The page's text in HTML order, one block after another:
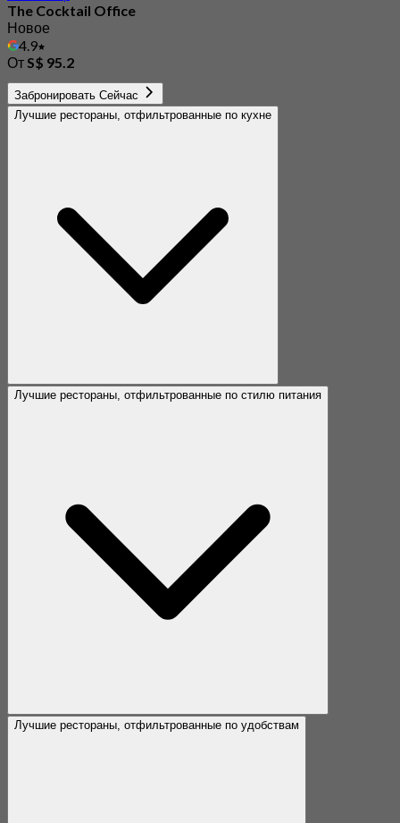
The Cocktail Office
Новое
4.9
От S$ 95.2
Забронировать Сейчас
Лучшие рестораны, отфильтрованные по кухне
Лучшие рестораны, отфильтрованные по стилю питания
Лучшие рестораны, отфильтрованные по удобствам